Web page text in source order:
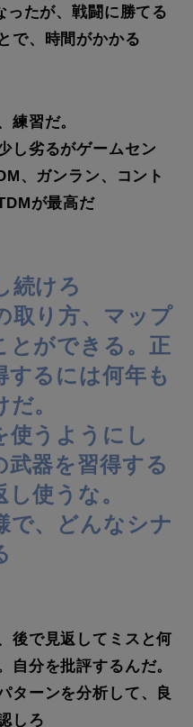
たが、戦闘に勝てる
で、時間がかかる
練習だ。
し劣るがゲームセン
、ガンラン、コント
が最高だ
続けろ
取り方、マップ
とができる。正
するには何年も
。
使うようにし
武器を習得する
使うな。
で、どんなシナ
後で見返してミスと何
自分を批評するんだ。
ターンを分析して、良
しろ